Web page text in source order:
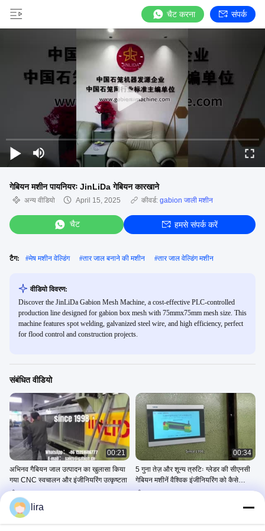
चैट करना संपर्क
गेबियन मशीन पायनियरः JinLiDa गेबियन कारखाने
अन्य वीडियो April 15, 2025 कीवर्ड: gabion जाली मशीन
चैट हमसे संपर्क करें
टैग: #मेष मशीन वेल्डिंग #तार जाल बनाने की मशीन #तार जाल वेल्डिंग मशीन
वीडियो विवरण:
Discover the JinLiDa Gabion Mesh Machine, a cost-effective PLC-controlled
production line designed for gabion box mesh with 75mmx75mm mesh size. This
machine features spot welding, galvanized steel wire, and high efficiency, perfect
for flood control and construction projects.
संबंधित वीडियो
00:21
अभिनव गैबियन जाल उत्पादन का खुलासा किया
गया CNC स्वचालन और इंजीनियरिंग उत्कृष्टता
Machine
April 25, 2025
00:34
5 गुना तेज़ और शून्य त्रुटिः ग्लेडर की सीएनसी
गेबियन मशीनें वैश्विक इंजीनियरिंग को कैसे
नियंत्रित करती हैं
lira